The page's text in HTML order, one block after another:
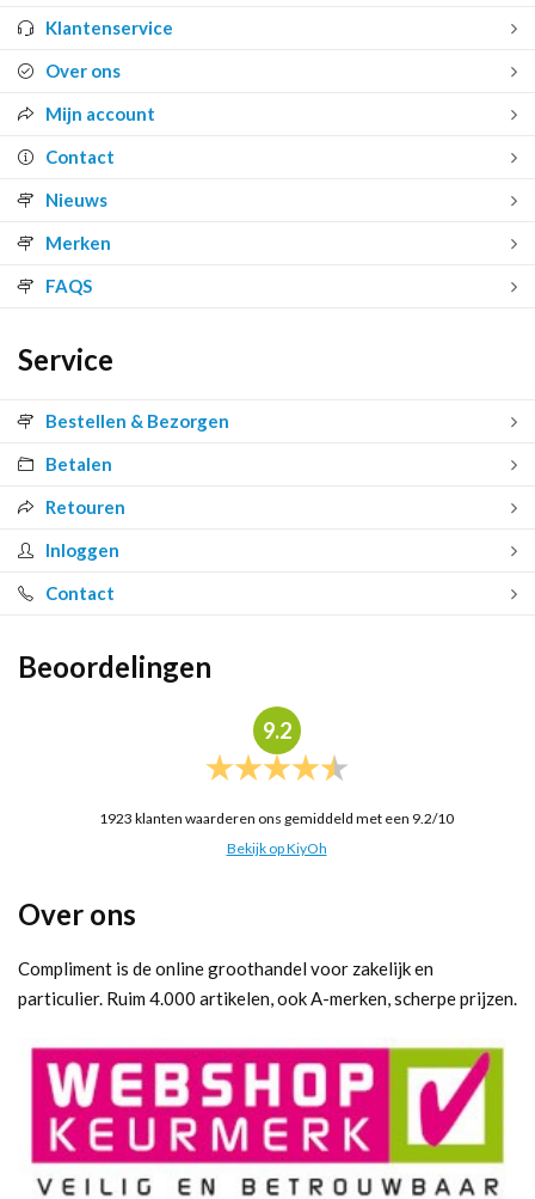
Klantenservice
Over ons
Mijn account
Contact
Nieuws
Merken
FAQS
Service
Bestellen & Bezorgen
Betalen
Retouren
Inloggen
Contact
Beoordelingen
9.2
1923 klanten waarderen ons gemiddeld met een 9.2/10
Bekijk op KiyOh
Over ons
Compliment is de online groothandel voor zakelijk en
particulier. Ruim 4.000 artikelen, ook A-merken, scherpe prijzen.